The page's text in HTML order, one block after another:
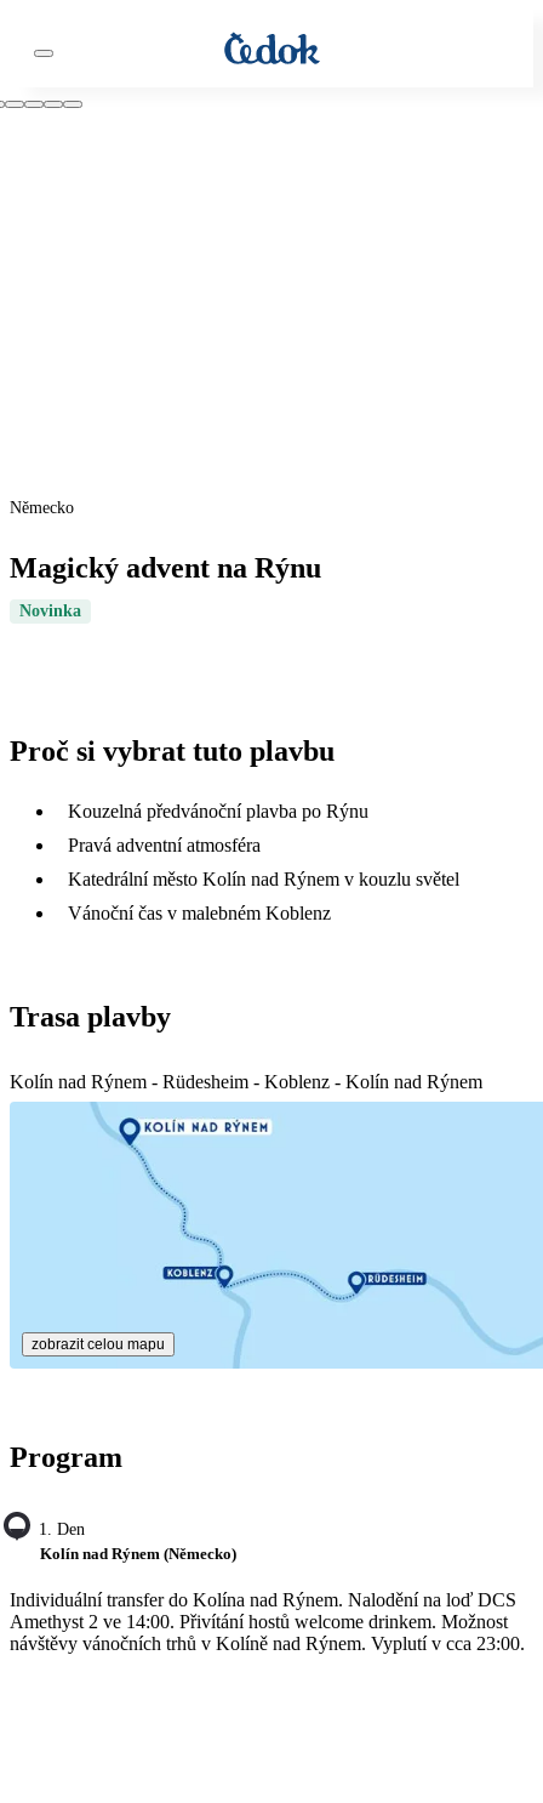
Německo
Magický advent na Rýnu
Novinka
Proč si vybrat tuto plavbu
Kouzelná předvánoční plavba po Rýnu
Pravá adventní atmosféra
Katedrální město Kolín nad Rýnem v kouzlu světel
Vánoční čas v malebném Koblenz
Trasa plavby
Kolín nad Rýnem - Rüdesheim - Koblenz - Kolín nad Rýnem
zobrazit celou mapu
Program
1. Den
Kolín nad Rýnem (Německo)
Individuální transfer do Kolína nad Rýnem. Nalodění na loď DCS
Amethyst 2 ve 14:00. Přivítání hostů welcome drinkem. Možnost
návštěvy vánočních trhů v Kolíně nad Rýnem. Vyplutí v cca 23:00.